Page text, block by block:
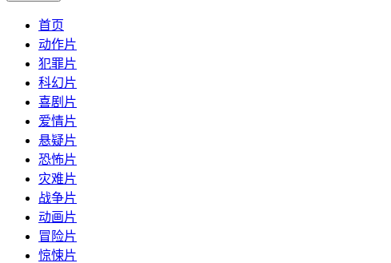
首页
动作片
犯罪片
科幻片
喜剧片
爱情片
悬疑片
恐怖片
灾难片
战争片
动画片
冒险片
惊悚片